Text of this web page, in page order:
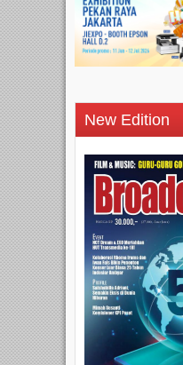
New Edition